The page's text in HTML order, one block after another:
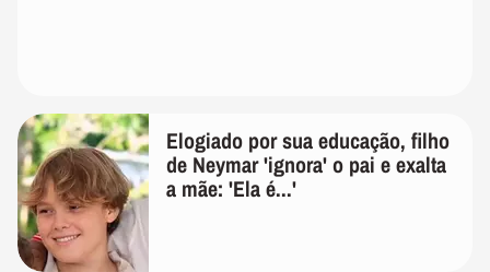
Elogiado por sua educação, filho
de Neymar 'ignora' o pai e exalta
a mãe: 'Ela é...'